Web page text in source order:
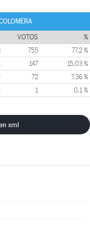
VOTOS %
755 77,2 %
147 15,03 %
72 7,36 %
1 0,1 %
xml